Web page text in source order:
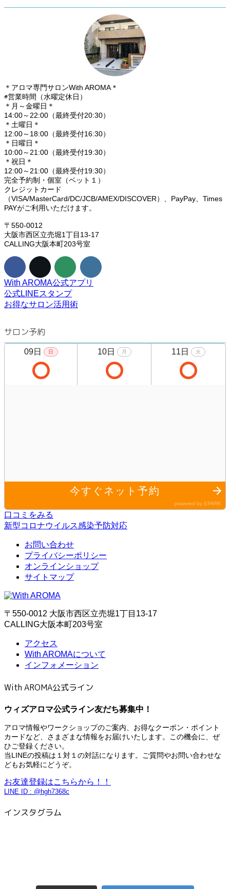
＊アロマ専門サロンWith AROMA＊
◉営業時間（水曜定休日）
＊月～金曜日＊
14:00～22:00（最終受付20:30）
＊土曜日＊
12:00～18:00（最終受付16:30）
＊日曜日＊
10:00～21:00（最終受付19:30）
＊祝日＊
12:00～21:00（最終受付19:30）
完全予約制・個室（ベット１）
クレジットカード
（VISA/MasterCard/DC/JCB/AMEX/DISCOVER）、PayPay、Times
PAYがご利用いただけます。
〒550-0012
大阪市西区立売堀1丁目13-17
CALLING大阪本町203号室
With AROMA公式アプリ
公式LINEスタンプ
お得なサロン活用術
サロン予約
口コミをみる
新型コロナウイルス感染予防対応
お問い合わせ
プライバシーポリシー
オンラインショップ
サイトマップ
〒550-0012 大阪市西区立売堀1丁目13-17
CALLING大阪本町203号室
アクセス
With AROMAについて
インフォメーション
With AROMA公式ライン
ウィズアロマ公式ライン友だち募集中！
アロマ情報やワークショップのご案内、お得なクーポン・ポイント
カードなど、さまざまな情報をお届けいたします。この機会に、ぜ
ひご登録ください。
当LINEの投稿は１対１の対話になります。ご質問やお問い合わせな
どもお気軽にどうぞ。
お友達登録はこちらから！！
LINE ID : @hgh7368c
インスタグラム